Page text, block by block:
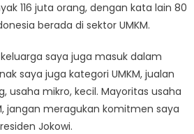
116 juta orang, dengan kata lain 80
berada di sektor UMKM.
keluarga saya juga masuk dalam
saya juga kategori UMKM, jualan
usaha mikro, kecil. Mayoritas usaha
jangan meragukan komitmen saya
Jokowi.